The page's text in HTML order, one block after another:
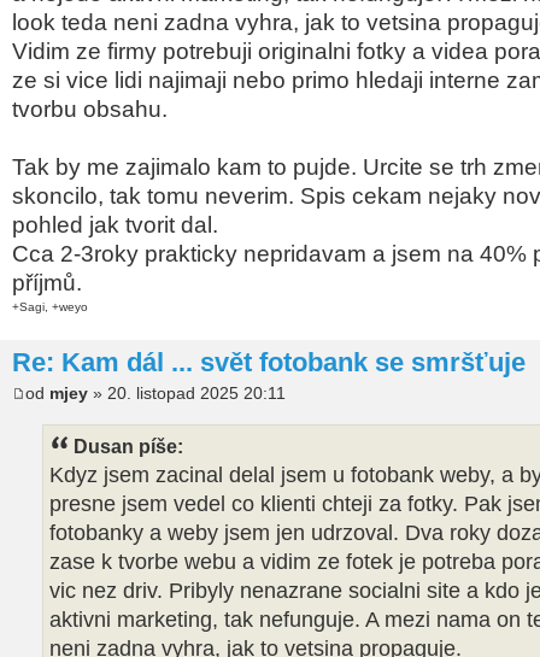
look teda neni zadna vyhra, jak to vetsina
Vidim ze firmy potrebuji originalni fotky a videa
ze si vice lidi najimaji nebo primo hledaji interne
tvorbu obsahu.
Tak by me zajimalo kam to pujde. Urcite se trh
skoncilo, tak tomu neverim. Spis cekam nejaky
pohled jak tvorit dal.
Cca 2-3roky prakticky nepridavam a jsem na 40%
příjmů.
+Sagi, +weyo
Re: Kam dál ... svět fotobank se smršťuje
od mjey » 20. listopad 2025 20:11
Dusan píše:
Kdyz jsem zacinal delal jsem u fotobank weby, a
presne jsem vedel co klienti chteji za fotky. Pak
fotobanky a weby jsem jen udrzoval. Dva roky
zase k tvorbe webu a vidim ze fotek je potreba
vic nez driv. Pribyly nenazrane socialni site a kdo
aktivni marketing, tak nefunguje. A mezi nama on
neni zadna vyhra, jak to vetsina propaguje.